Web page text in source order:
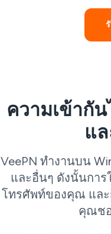
ความเข้ากั
แ
VeePN ทำงานบน
และอื่นๆ ดังนั้นการ
โทรศัพท์ของคุณ และ
คุณช